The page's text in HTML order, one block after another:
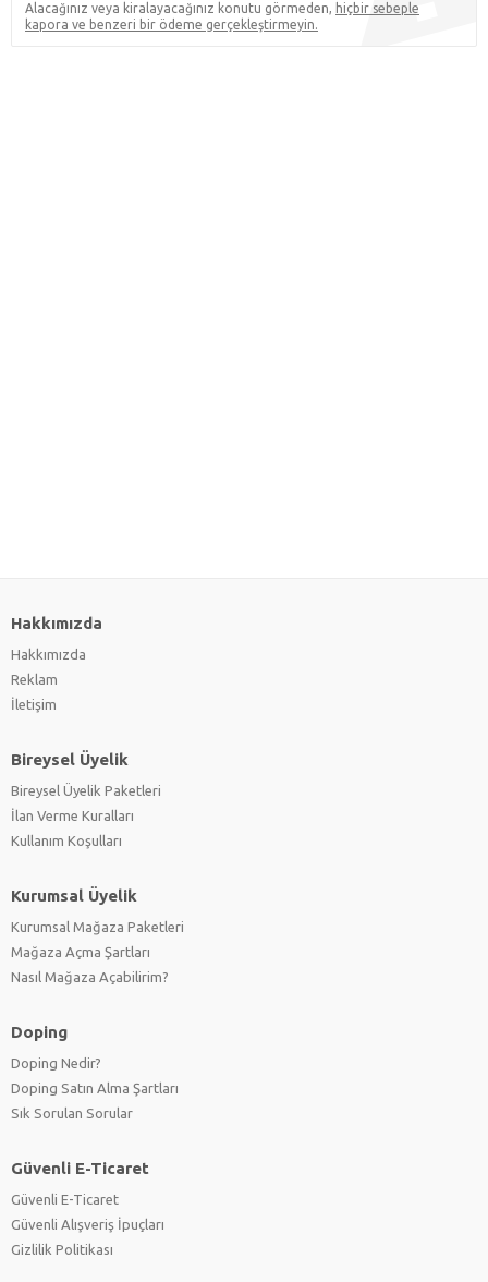
Alacağınız veya kiralayacağınız konutu görmeden, hiçbir sebeple
kapora ve benzeri bir ödeme gerçekleştirmeyin.
Hakkımızda
Hakkımızda
Reklam
İletişim
Bireysel Üyelik
Bireysel Üyelik Paketleri
İlan Verme Kuralları
Kullanım Koşulları
Kurumsal Üyelik
Kurumsal Mağaza Paketleri
Mağaza Açma Şartları
Nasıl Mağaza Açabilirim?
Doping
Doping Nedir?
Doping Satın Alma Şartları
Sık Sorulan Sorular
Güvenli E-Ticaret
Güvenli E-Ticaret
Güvenli Alışveriş İpuçları
Gizlilik Politikası